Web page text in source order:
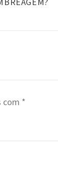
com *